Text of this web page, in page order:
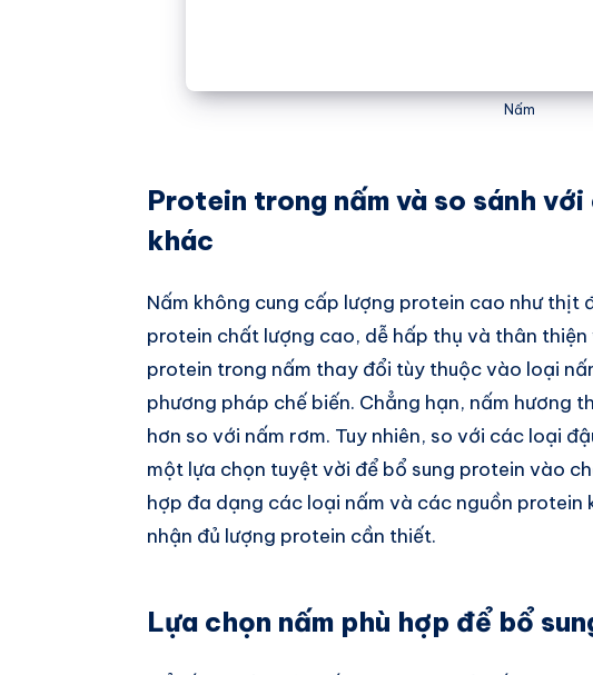
Nấm
Protein trong nấm và so sánh
khác
Nấm không cung cấp lượng protein cao như thịt
protein chất lượng cao, dễ hấp thụ và thân thiện
protein trong nấm thay đổi tùy thuộc vào loại
phương pháp chế biến. Chẳng hạn, nấm hương
hơn so với nấm rơm. Tuy nhiên, so với các loại
một lựa chọn tuyệt vời để bổ sung protein vào
hợp đa dạng các loại nấm và các nguồn protein
nhận đủ lượng protein cần thiết.
Lựa chọn nấm phù hợp để bổ